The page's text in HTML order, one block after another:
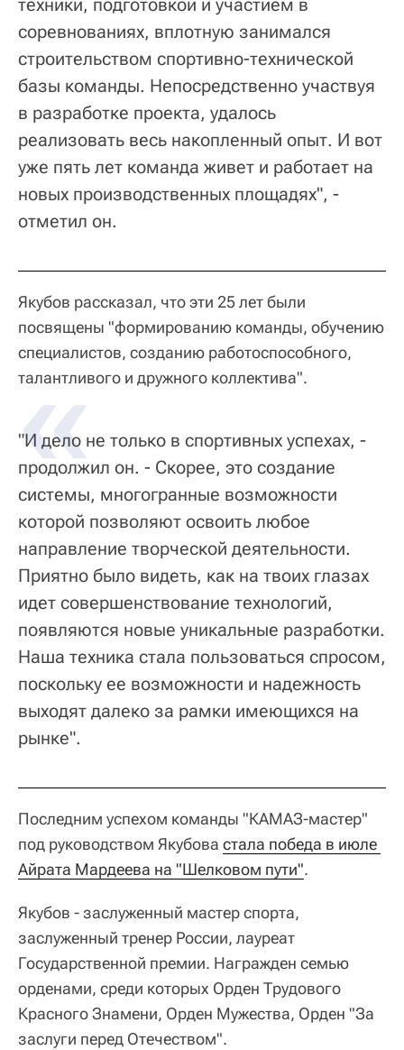
техники, подготовкой и участием в
соревнованиях, вплотную занимался
строительством спортивно-технической
базы команды. Непосредственно участвуя
в разработке проекта, удалось
реализовать весь накопленный опыт. И вот
уже пять лет команда живет и работает на
новых производственных площадях", -
отметил он.
Якубов рассказал, что эти 25 лет были
посвящены "формированию команды, обучению
специалистов, созданию работоспособного,
талантливого и дружного коллектива".
"И дело не только в спортивных успехах, -
продолжил он. - Скорее, это создание
системы, многогранные возможности
которой позволяют освоить любое
направление творческой деятельности.
Приятно было видеть, как на твоих глазах
идет совершенствование технологий,
появляются новые уникальные разработки.
Наша техника стала пользоваться спросом,
поскольку ее возможности и надежность
выходят далеко за рамки имеющихся на
рынке".
Последним успехом команды "КАМАЗ-мастер"
под руководством Якубова стала победа в июле
Айрата Мардеева на "Шелковом пути".
Якубов - заслуженный мастер спорта,
заслуженный тренер России, лауреат
Государственной премии. Награжден семью
орденами, среди которых Орден Трудового
Красного Знамени, Орден Мужества, Орден "За
заслуги перед Отечеством".